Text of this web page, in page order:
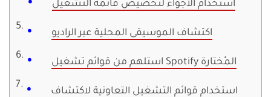
استخدام الأجواء لتخصيص قائمة التشغيل
اكتشاف الموسيقى المحلية عبر الراديو
استلهم من قوائم تشغيل Spotify المُختارة
استخدام قوائم التشغيل التعاونية لاكتشاف